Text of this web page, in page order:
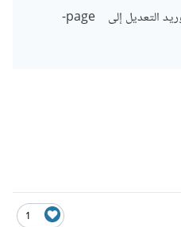
page.php?id=الإستعلام اوريد التعديل إلى page-
1